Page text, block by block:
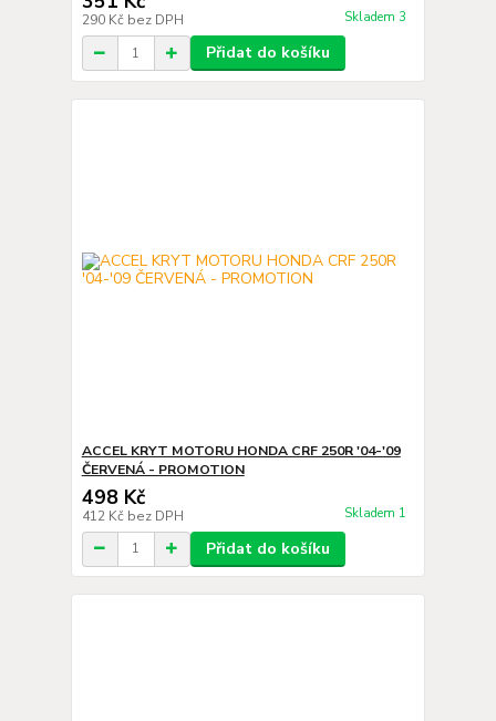
290 Kč bez DPH Skladem 3
Přidat do košíku
ACCEL KRYT MOTORU HONDA CRF 250R '04-'09
ČERVENÁ - PROMOTION
498 Kč
412 Kč bez DPH Skladem 1
Přidat do košíku